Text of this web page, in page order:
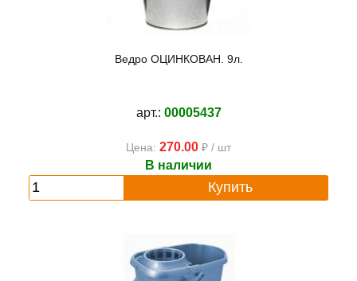
Ведро ОЦИНКОВАН. 9л.
арт.: 00005437
Цена: 270.00 ₽ / шт
В наличии
Купить